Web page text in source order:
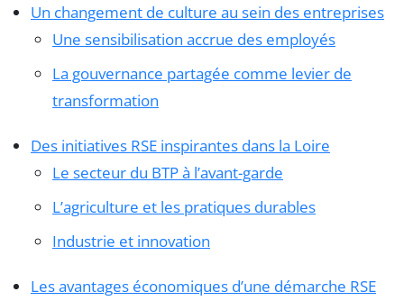
Un changement de culture au sein des entreprises
Une sensibilisation accrue des employés
La gouvernance partagée comme levier de
transformation
Des initiatives RSE inspirantes dans la Loire
Le secteur du BTP à l’avant-garde
L’agriculture et les pratiques durables
Industrie et innovation
Les avantages économiques d’une démarche RSE